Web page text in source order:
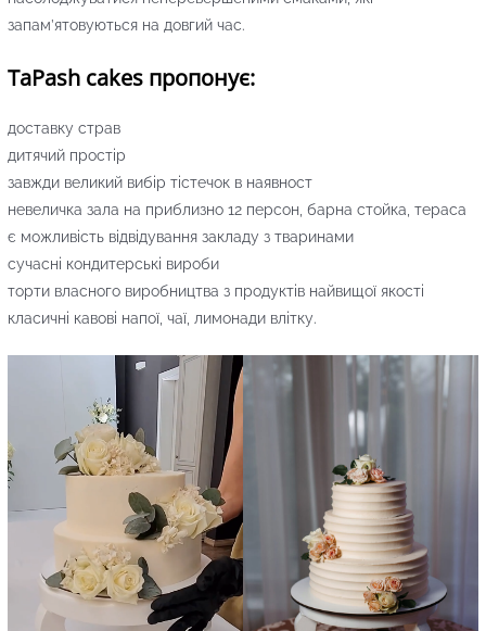
запам’ятовуються на довгий час.
TaPash cakes пропонує:
доставку страв
дитячий простір
завжди великий вибір тістечок в наявност
невеличка зала на приблизно 12 персон, барна стойка, тераса
є можливість відвідування закладу з тваринами
сучасні кондитерські вироби
торти власного виробництва з продуктів найвищої якості
класичні кавові напої, чаї, лимонади влітку.